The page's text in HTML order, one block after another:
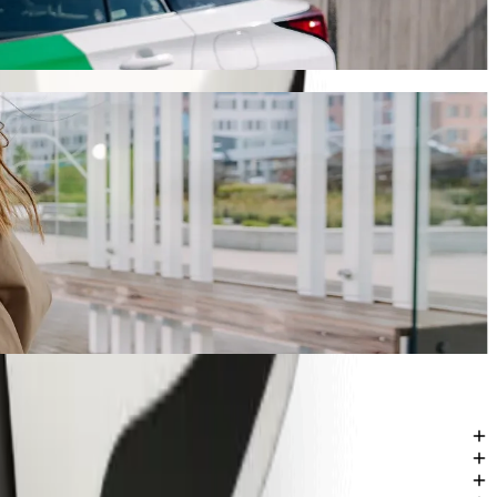
min a vyjde na zhruba 1 452,90 NGN NGN. Ať už jedete kamkoli,